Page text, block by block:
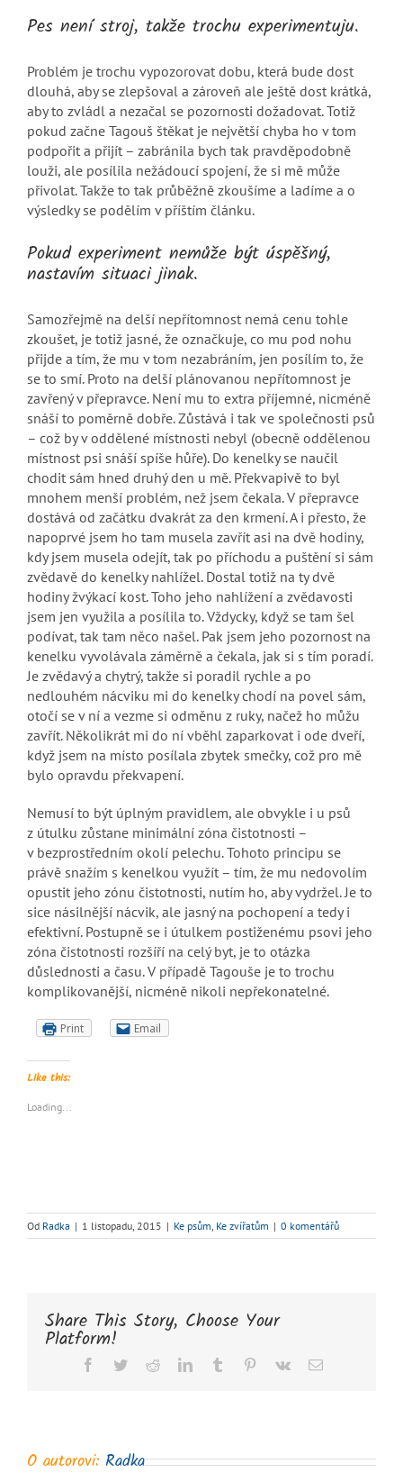
Pes není stroj, takže trochu experimentuju.
Problém je trochu vypozorovat dobu, která bude dost
dlouhá, aby se zlepšoval a zároveň ale ještě dost krátká,
aby to zvládl a nezačal se pozornosti dožadovat. Totiž
pokud začne Tagouš štěkat je největší chyba ho v tom
podpořit a přijít – zabránila bych tak pravděpodobně
louži, ale posílila nežádoucí spojení, že si mě může
přivolat. Takže to tak průběžně zkoušíme a ladíme a o
výsledky se podělím v příštím článku.
Pokud experiment nemůže být úspěšný,
nastavím situaci jinak.
Samozřejmě na delší nepřítomnost nemá cenu tohle
zkoušet, je totiž jasné, že označkuje, co mu pod nohu
přijde a tím, že mu v tom nezabráním, jen posílím to, že
se to smí. Proto na delší plánovanou nepřítomnost je
zavřený v přepravce. Není mu to extra příjemné, nicméně
snáší to poměrně dobře. Zůstává i tak ve společnosti psů
– což by v oddělené místnosti nebyl (obecně oddělenou
místnost psi snáší spíše hůře). Do kenelky se naučil
chodit sám hned druhý den u mě. Překvapivě to byl
mnohem menší problém, než jsem čekala. V přepravce
dostává od začátku dvakrát za den krmení. A i přesto, že
napoprvé jsem ho tam musela zavřít asi na dvě hodiny,
kdy jsem musela odejít, tak po příchodu a puštění si sám
zvědavě do kenelky nahlížel. Dostal totiž na ty dvě
hodiny žvýkací kost. Toho jeho nahlížení a zvědavosti
jsem jen využila a posílila to. Vždycky, když se tam šel
podívat, tak tam něco našel. Pak jsem jeho pozornost na
kenelku vyvolávala záměrně a čekala, jak si s tím poradí.
Je zvědavý a chytrý, takže si poradil rychle a po
nedlouhém nácviku mi do kenelky chodí na povel sám,
otočí se v ní a vezme si odměnu z ruky, načež ho můžu
zavřít. Několikrát mi do ní vběhl zaparkovat i ode dveří,
když jsem na místo posílala zbytek smečky, což pro mě
bylo opravdu překvapení.
Nemusí to být úplným pravidlem, ale obvykle i u psů
z útulku zůstane minimální zóna čistotnosti –
v bezprostředním okolí pelechu. Tohoto principu se
právě snažím s kenelkou využít – tím, že mu nedovolím
opustit jeho zónu čistotnosti, nutím ho, aby vydržel. Je to
sice násilnější nácvik, ale jasný na pochopení a tedy i
efektivní. Postupně se i útulkem postiženému psovi jeho
zóna čistotnosti rozšíří na celý byt, je to otázka
důslednosti a času. V případě Tagouše je to trochu
komplikovanější, nicméně nikoli nepřekonatelné.
Print Email
Like this:
Loading...
Od Radka | 1 listopadu, 2015 | Ke psům, Ke zvířatům | 0 komentářů
Share This Story, Choose Your
Platform!
Facebook
TwitterRedditLinkedInTumblr Pinterest
Vk
E-
O autorovi: Radka